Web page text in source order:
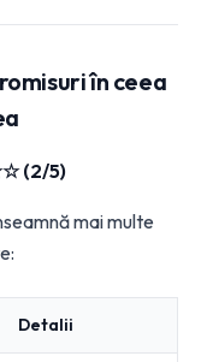
în ceea
(2/5)
mai multe
Detalii